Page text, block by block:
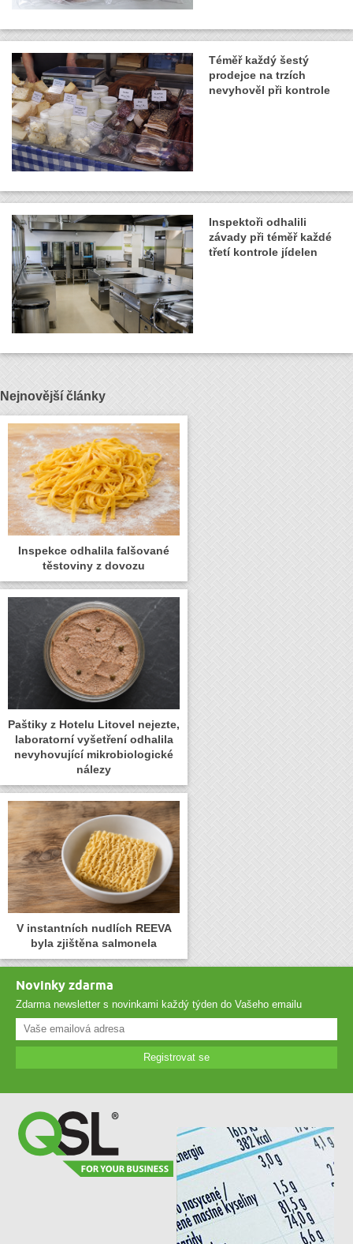
Téměř každý šestý
prodejce na trzích
nevyhověl při kontrole
Inspektoři odhalili
závady při téměř každé
třetí kontrole jídelen
Nejnovější články
Inspekce odhalila falšované
těstoviny z dovozu
Paštiky z Hotelu Litovel nejezte,
laboratorní vyšetření odhalila
nevyhovující mikrobiologické
nálezy
V instantních nudlích REEVA
byla zjištěna salmonela
Novinky zdarma
Zdarma newsletter s novinkami každý týden do Vašeho emailu
Registrovat se